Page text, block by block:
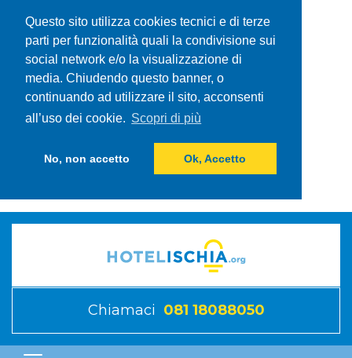
Questo sito utilizza cookies tecnici e di terze
parti per funzionalità quali la condivisione sui
social network e/o la visualizzazione di
media. Chiudendo questo banner, o
continuando ad utilizzare il sito, acconsenti
all’uso dei cookie. Scopri di più
No, non accetto Ok, Accetto
Chiamaci 081 18088050